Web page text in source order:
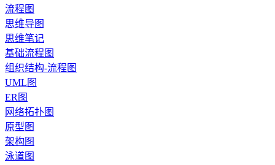
流程图
思维导图
思维笔记
基础流程图
组织结构-流程图
UML图
ER图
网络拓扑图
原型图
架构图
泳道图